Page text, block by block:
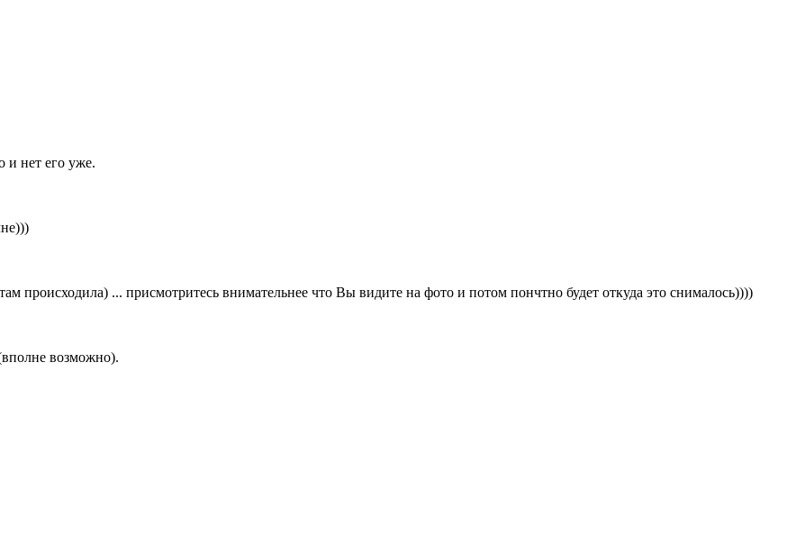
и нет его уже.
происходила) ... присмотритесь внимательнее что Вы видите на фото и потом пончтно будет откуда это снималось))))
возможно).